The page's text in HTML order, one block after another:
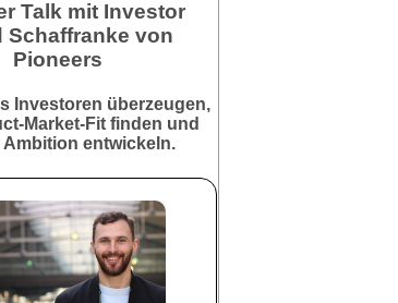
Talk mit Investor
Schaffranke von
Pioneers
Investoren überzeugen,
Market-Fit finden und
Ambition entwickeln.